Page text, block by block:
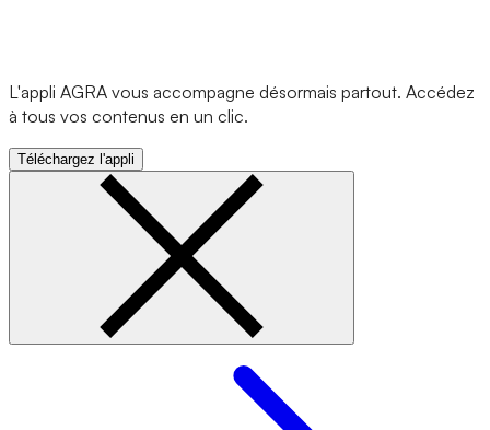
L'appli AGRA vous accompagne désormais partout. Accédez
à tous vos contenus en un clic.
Téléchargez l'appli